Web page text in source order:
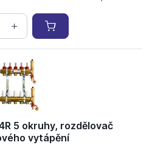
5 okruhy, rozdělovač
vytápění